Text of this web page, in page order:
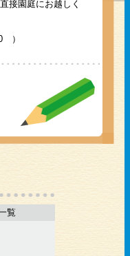
接園庭にお越しく
）
覧